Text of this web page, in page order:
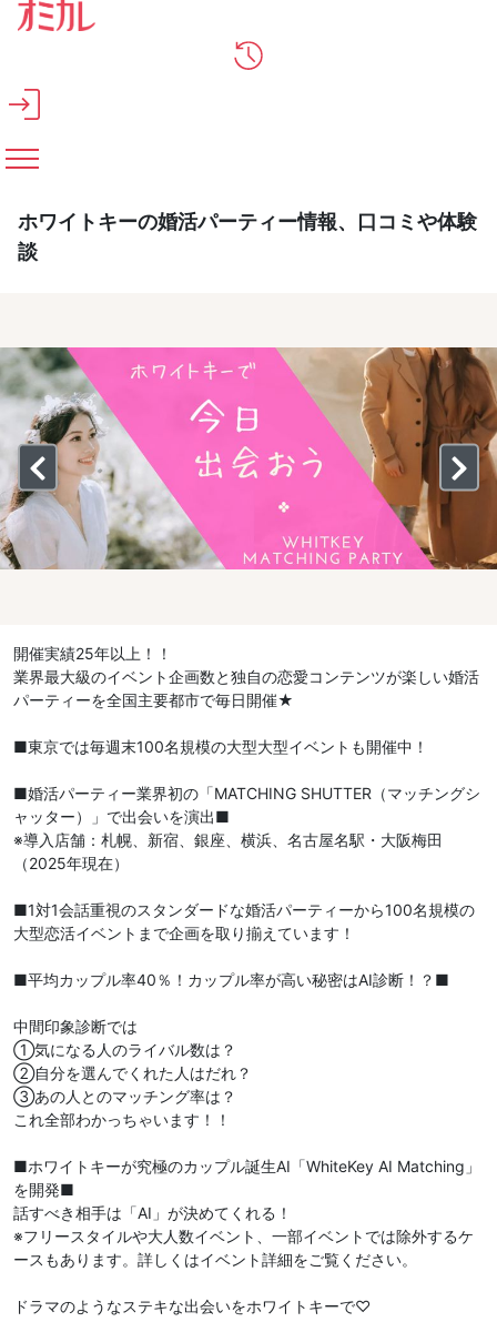
メインコンテンツへスキップ
ホワイトキーの婚活パーティー情報、口コミや体験
談
開催実績25年以上！！
業界最大級のイベント企画数と独自の恋愛コンテンツが楽しい婚活
パーティーを全国主要都市で毎日開催★
■東京では毎週末100名規模の大型大型イベントも開催中！
■婚活パーティー業界初の「MATCHING SHUTTER（マッチングシ
ャッター）」で出会いを演出■
※導入店舗：札幌、新宿、銀座、横浜、名古屋名駅・大阪梅田
（2025年現在）
■1対1会話重視のスタンダードな婚活パーティーから100名規模の
大型恋活イベントまで企画を取り揃えています！
■平均カップル率40％！カップル率が高い秘密はAI診断！？■
中間印象診断では
①気になる人のライバル数は？
②自分を選んでくれた人はだれ？
③あの人とのマッチング率は？
これ全部わかっちゃいます！！
■ホワイトキーが究極のカップル誕生AI「WhiteKey AI Matching」
を開発■
話すべき相手は「AI」が決めてくれる！
※フリースタイルや大人数イベント、一部イベントでは除外するケ
ースもあります。詳しくはイベント詳細をご覧ください。
ドラマのようなステキな出会いをホワイトキーで♡